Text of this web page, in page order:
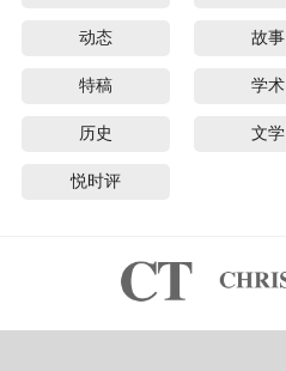
动态 故事
特稿 学术
历史 文学
悦时评